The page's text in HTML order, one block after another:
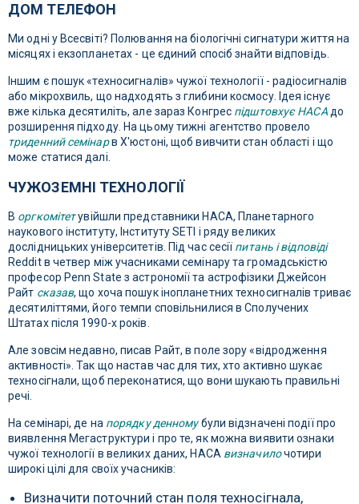
ДОМ ТЕЛЕФОН
Ми одні у Всесвіті? Полювання на біологічні сигнатури життя на
місяцях і екзопланетах - це єдиний спосіб знайти відповідь.
Іншим є пошук «техносигналів» чужої технології - радіосигналів
або мікрохвиль, що надходять з глибини космосу. Ідея існує
вже кілька десятиліть, але зараз Конгрес підштовхує НАСАдо
розширення підходу. На цьому тижні агентство провело
триденний семінарв Х'юстоні, щоб вивчити стан області і що
може статися далі.
ЧУЖОЗЕМНІ ТЕХНОЛОГІЇ
В оргкомітетувійшли представники НАСА, Планетарного
наукового інституту, Інституту SETI і ряду великих
дослідницьких університетів. Під час сесії питань і відповіді
Reddit в четвер між учасниками семінару та громадськістю
професор Penn State з астрономії та астрофізики Джейсон
Райт сказав, що хоча пошук інопланетних техносигналів триває
десятиліттями, його темпи сповільнилися в Сполучених
Штатах після 1990-х років.
Але зовсім недавно, писав Райт, в поле зору «відродження
активності». Так що настав час для тих, хто активно шукає
техносігнали, щоб переконатися, що вони шукають правильні
речі.
На семінарі, де на порядку денномубули відзначені події про
виявлення Мегаструктури і про те, як можна виявити ознаки
чужої технології в великих даних, НАСА визначилочотири
широкі цілі для своїх учасників:
Визначити поточний стан поля техносігнала,